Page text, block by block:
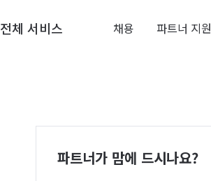
전체 서비스 채용 파트너 지원
파트너가 맘에 드시나요?